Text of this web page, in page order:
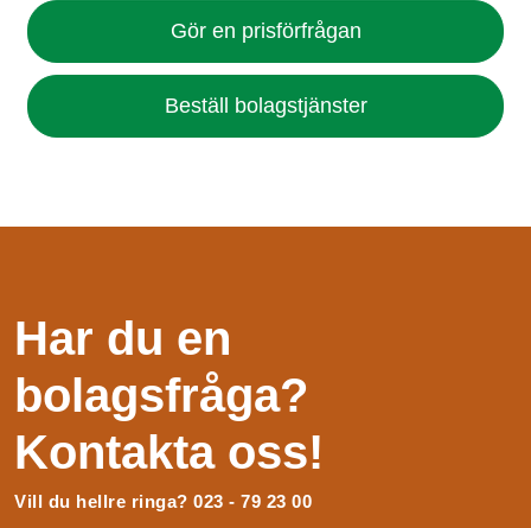
Gör en prisförfrågan
Beställ bolagstjänster
Har du en
bolagsfråga?
Kontakta oss!
Vill du hellre ringa? 023 - 79 23 00